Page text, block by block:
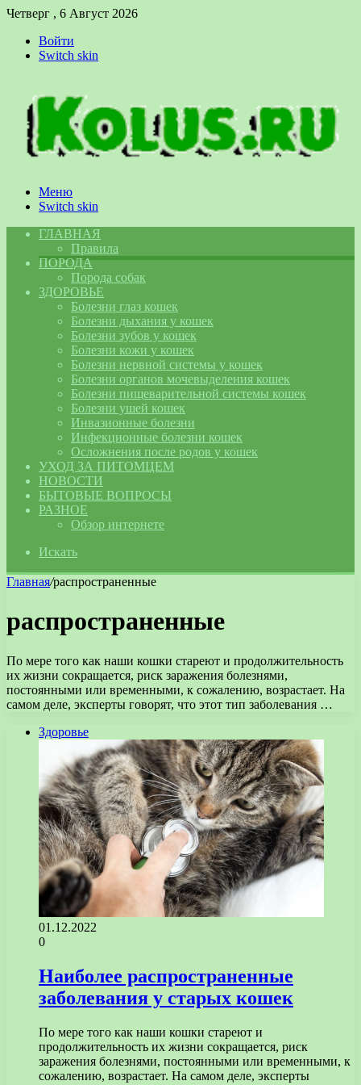
Четверг , 6 Август 2026
Войти
Switch skin
Меню
Switch skin
ГЛАВНАЯ
Правила
ПОРОДА
Порода собак
ЗДОРОВЬЕ
Болезни глаз кошек
Болезни дыхания у кошек
Болезни зубов у кошек
Болезни кожи у кошек
Болезни нервной системы у кошек
Болезни органов мочевыделения кошек
Болезни пищеварительной системы кошек
Болезни ушей кошек
Инвазионные болезни
Инфекционные болезни кошек
Осложнения после родов у кошек
УХОД ЗА ПИТОМЦЕМ
НОВОСТИ
БЫТОВЫЕ ВОПРОСЫ
РАЗНОЕ
Обзор интернете
Искать
Главная/распространенные
распространенные
По мере того как наши кошки стареют и продолжительность
их жизни сокращается, риск заражения болезнями,
постоянными или временными, к сожалению, возрастает. На
самом деле, эксперты говорят, что этот тип заболевания …
Здоровье
01.12.2022
0
Наиболее распространенные
заболевания у старых кошек
По мере того как наши кошки стареют и
продолжительность их жизни сокращается, риск
заражения болезнями, постоянными или временными, к
сожалению, возрастает. На самом деле, эксперты